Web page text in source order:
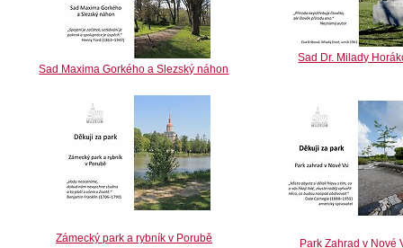
Sad Maxima Gorkého a Slezský náhon
Sad Dr. Milady
Zámecký park a rybník v Porubě Park Zahrad v Nové